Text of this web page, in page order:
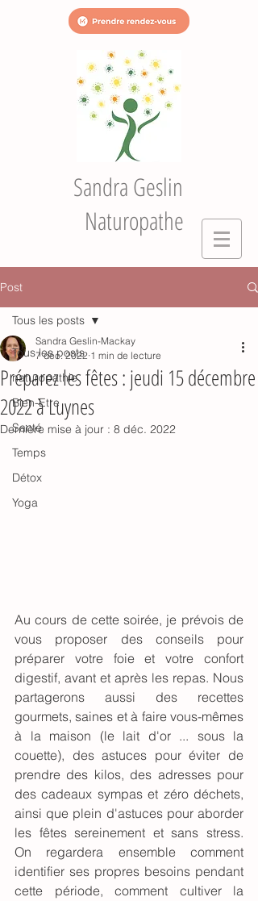
Sandra Geslin
Naturopathe
Post
Tous les posts
naturopathie
Bien-Etre
Santé
Temps
Détox
Yoga
Tous les posts
Préparez les fêtes : jeudi 15 décembre
2022 à Luynes
Sandra Geslin-Mackay
7 déc. 2022 1 min de lecture
Dernière mise à jour : 8 déc. 2022
Au cours de cette soirée, je prévois de
vous proposer des conseils pour
préparer votre foie et votre confort
digestif, avant et après les repas. Nous
partagerons aussi des recettes
gourmets, saines et à faire vous-mêmes
à la maison (le lait d'or ... sous la
couette), des astuces pour éviter de
prendre des kilos, des adresses pour
des cadeaux sympas et zéro déchets,
ainsi que plein d'astuces pour aborder
les fêtes sereinement et sans stress.
On regardera ensemble comment
identifier ses propres besoins pendant
cette période, comment cultiver la